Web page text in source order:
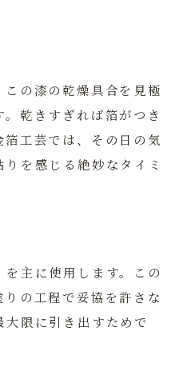
の漆の乾燥具合を見極
乾きすぎれば箔がつき
工芸では、その日の気
りを感じる絶妙なタイミ
主に使用します。この
の工程で妥協を許さな
限に引き出すためで